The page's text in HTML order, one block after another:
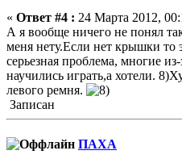
« Ответ #4 : 24 Марта 2012,
А я вообще ничего не понял
меня нету.Если нет крышки то
серьезная проблема, многие
научились играть,а хотели.
левого ремня.
Записан
ПАХА